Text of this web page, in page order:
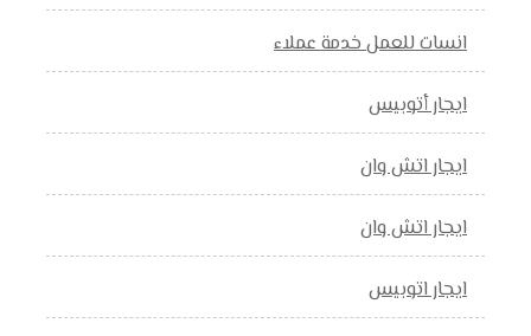
انسات للعمل خدمة عملاء
ايجار أتوبيس
ايجار اتش وان
ايجار اتش وان
ايجار اتوبيس